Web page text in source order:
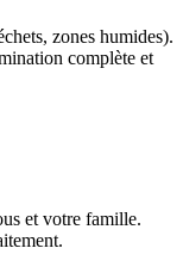
zones humides).
complète et
et votre famille.